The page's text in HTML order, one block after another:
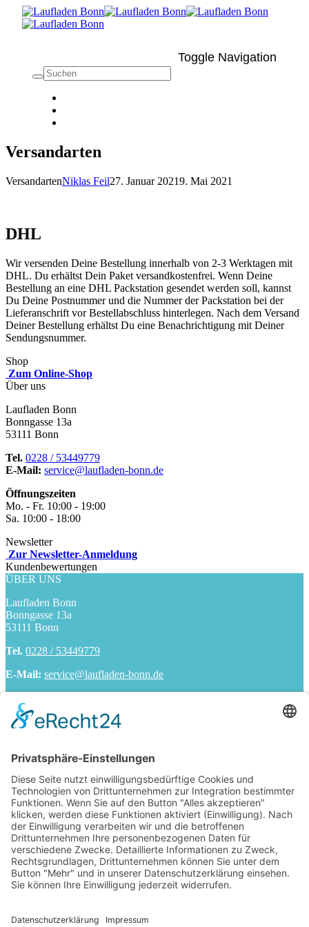
Toggle Navigation
Versandarten
VersandartenNiklas Feil27. Januar 20219. Mai 2021
DHL
Wir versenden Deine Bestellung innerhalb von 2-3 Werktagen mit
DHL. Du erhältst Dein Paket versandkostenfrei. Wenn Deine
Bestellung an eine DHL Packstation gesendet werden soll, kannst
Du Deine Postnummer und die Nummer der Packstation bei der
Lieferanschrift vor Bestellabschluss hinterlegen. Nach dem Versand
Deiner Bestellung erhältst Du eine Benachrichtigung mit Deiner
Sendungsnummer.
Shop
Zum Online-Shop
Über uns
Laufladen Bonn
Bonngasse 13a
53111 Bonn
Tel. 0228 / 53449779
E-Mail: service@laufladen-bonn.de
Öffnungszeiten
Mo. - Fr. 10:00 - 19:00
Sa. 10:00 - 18:00
Newsletter
Zur Newsletter-Anmeldung
Kundenbewertungen
ÜBER UNS
Laufladen Bonn
Bonngasse 13a
53111 Bonn
Tel. 0228 / 53449779
E-Mail: service@laufladen-bonn.de
Mo. - Fr. 10:00 - 19:00
INFORMATIONEN
Impressum
Datenschutzerklärung
Kontakt
Jobs
AGB
Widerrufsrecht
Zahlungsarten
Versandarten
FOLGE UNS